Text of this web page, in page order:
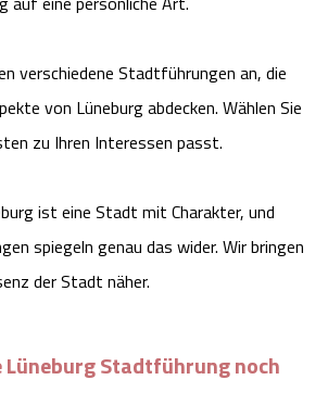
verschiedene Stadtführungen an, die
von Lüneburg abdecken. Wählen Sie
zu Ihren Interessen passt.
ist eine Stadt mit Charakter, und
spiegeln genau das wider. Wir bringen
der Stadt näher.
Lüneburg Stadtführung noch